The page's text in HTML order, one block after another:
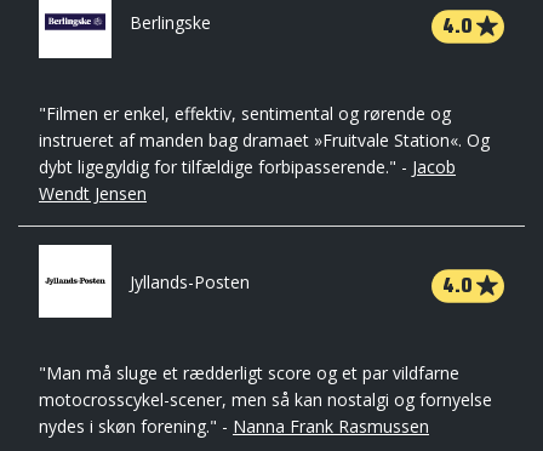
Berlingske 4.0
"Filmen er enkel, effektiv, sentimental og rørende og
instrueret af manden bag dramaet »Fruitvale Station«. Og
dybt ligegyldig for tilfældige forbipasserende." - Jacob
Wendt Jensen
Jyllands-Posten 4.0
"Man må sluge et rædderligt score og et par vildfarne
motocrosscykel-scener, men så kan nostalgi og fornyelse
nydes i skøn forening." - Nanna Frank Rasmussen